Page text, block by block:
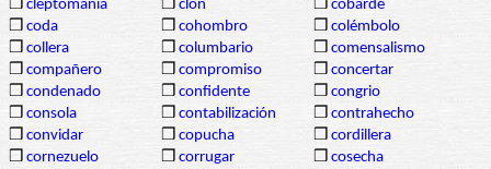
❒ cleptomanía ❒ clon ❒ cobarde
❒ coda ❒ cohombro ❒ colémbolo
❒ collera ❒ columbario ❒ comensalismo
❒ compañero ❒ compromiso ❒ concertar
❒ condenado ❒ confidente ❒ congrio
❒ consola ❒ contabilización ❒ contrahecho
❒ convidar ❒ copucha ❒ cordillera
❒ cornezuelo ❒ corrugar ❒ cosecha